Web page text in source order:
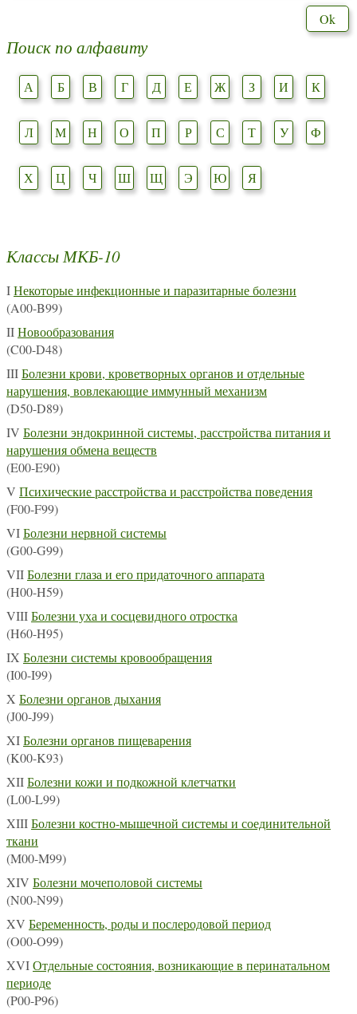
Поиск по алфавиту
А Б В Г Д Е Ж З И К
Л М Н О П Р С Т У Ф
Х Ц Ч Ш Щ Э Ю Я
Классы МКБ-10
IНекоторые инфекционные и паразитарные болезни
(A00-B99)
IIНовообразования
(C00-D48)
IIIБолезни крови, кроветворных органов и отдельные
нарушения, вовлекающие иммунный механизм
(D50-D89)
IV Болезни эндокринной системы, расстройства питания и
нарушения обмена веществ
(E00-E90)
V Психические расстройства и расстройства поведения
(F00-F99)
VIБолезни нервной системы
(G00-G99)
VIIБолезни глаза и его придаточного аппарата
(H00-H59)
VIIIБолезни уха и сосцевидного отростка
(H60-H95)
IX Болезни системы кровообращения
(I00-I99)
X Болезни органов дыхания
(J00-J99)
XIБолезни органов пищеварения
(K00-K93)
XIIБолезни кожи и подкожной клетчатки
(L00-L99)
XIIIБолезни костно-мышечной системы и соединительной
ткани
(M00-M99)
XIV Болезни мочеполовой системы
(N00-N99)
XV Беременность, роды и послеродовой период
(O00-O99)
XVIОтдельные состояния, возникающие в перинатальном
периоде
(P00-P96)